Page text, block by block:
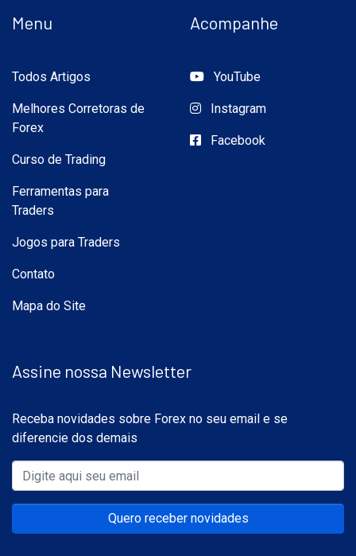
Menu
Todos Artigos
Melhores Corretoras de
Forex
Curso de Trading
Ferramentas para
Traders
Jogos para Traders
Contato
Mapa do Site
Acompanhe
YouTube
Instagram
Facebook
Assine nossa Newsletter
Receba novidades sobre Forex no seu email e se
diferencie dos demais
Quero receber novidades